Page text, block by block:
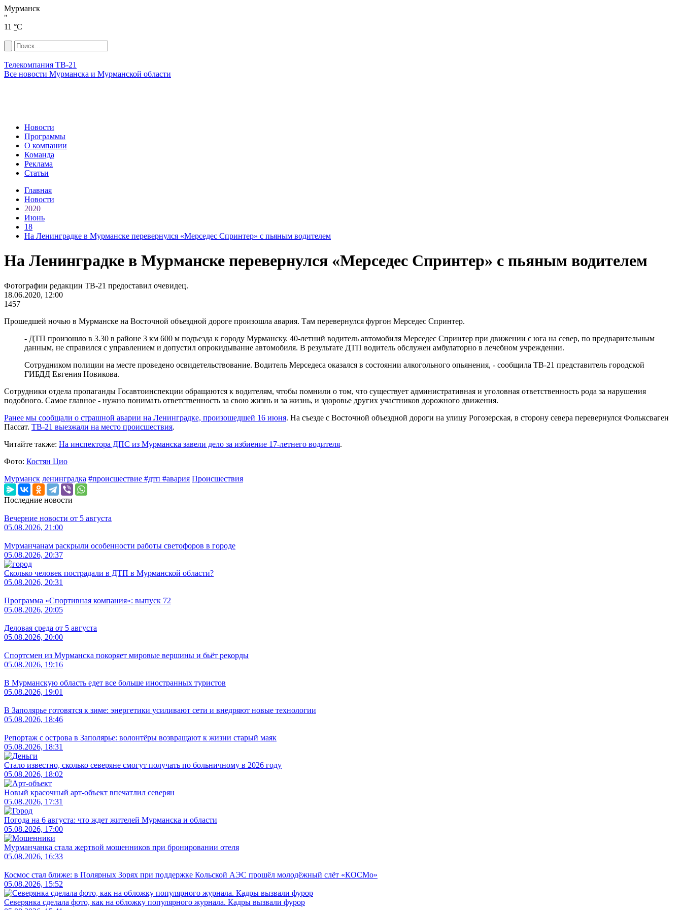
Мурманск
"
11 °C
Телекомпания ТВ-21
Все новости Мурманска и Мурманской области
Новости
Программы
О компании
Команда
Реклама
Статьи
Главная
Новости
2020
Июнь
18
На Ленинградке в Мурманске перевернулся «Мерседес Спринтер» с пьяным водителем
На Ленинградке в Мурманске перевернулся «Мерседес Спринтер» с пьяным водителем
Фотографии редакции ТВ-21 предоставил очевидец.
18.06.2020, 12:00
1457
Прошедшей ночью в Мурманске на Восточной объездной дороге произошла авария. Там перевернулся фургон Мерседес Спринтер.
- ДТП произошло в 3.30 в районе 3 км 600 м подъезда к городу Мурманску. 40-летний водитель автомобиля Мерседес Спринтер при движении с юга на север, по предварительным
данным, не справился с управлением и допустил опрокидывание автомобиля. В результате ДТП водитель обслужен амбулаторно в лечебном учреждении.
Сотрудником полиции на месте проведено освидетельствование. Водитель Мерседеса оказался в состоянии алкогольного опьянения, - сообщила ТВ-21 представитель городской
ГИБДД Евгения Новикова.
Сотрудники отдела пропаганды Госавтоинспекции обращаются к водителям, чтобы помнили о том, что существует административная и уголовная ответственность рода за нарушения
подобного. Самое главное - нужно понимать ответственность за свою жизнь и за жизнь, и здоровье других участников дорожного движения.
Ранее мы сообщали о страшной аварии на Ленинградке, произошедшей 16 июня. На съезде с Восточной объездной дороги на улицу Рогозерская, в сторону севера перевернулся Фольксваген
Пассат. ТВ-21 выезжали на место происшествия.
Читайте также: На инспектора ДПС из Мурманска завели дело за избиение 17-летнего водителя.
Фото: Костян Цио
Мурманск ленинградка #происшествие #дтп #авария Происшествия
Последние новости
Вечерние новости от 5 августа
05.08.2026, 21:00
Мурманчанам раскрыли особенности работы светофоров в городе
05.08.2026, 20:37
Сколько человек пострадали в ДТП в Мурманской области?
05.08.2026, 20:31
Программа «Спортивная компания»: выпуск 72
05.08.2026, 20:05
Деловая среда от 5 августа
05.08.2026, 20:00
Спортсмен из Мурманска покоряет мировые вершины и бьёт рекорды
05.08.2026, 19:16
В Мурманскую область едет все больше иностранных туристов
05.08.2026, 19:01
В Заполярье готовятся к зиме: энергетики усиливают сети и внедряют новые технологии
05.08.2026, 18:46
Репортаж с острова в Заполярье: волонтёры возвращают к жизни старый маяк
05.08.2026, 18:31
Стало известно, сколько северяне смогут получать по больничному в 2026 году
05.08.2026, 18:02
Новый красочный арт-объект впечатлил северян
05.08.2026, 17:31
Погода на 6 августа: что ждет жителей Мурманска и области
05.08.2026, 17:00
Мурманчанка стала жертвой мошенников при бронировании отеля
05.08.2026, 16:33
Космос стал ближе: в Полярных Зорях при поддержке Кольской АЭС прошёл молодёжный слёт «КОСМо»
05.08.2026, 15:52
Северянка сделала фото, как на обложку популярного журнала. Кадры вызвали фурор